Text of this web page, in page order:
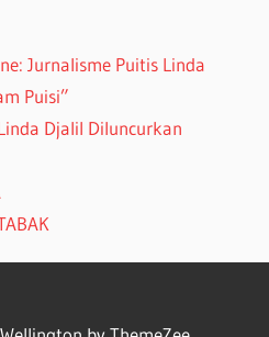
Jurnalisme Puitis Linda
Puisi”
Djalil Diluncurkan